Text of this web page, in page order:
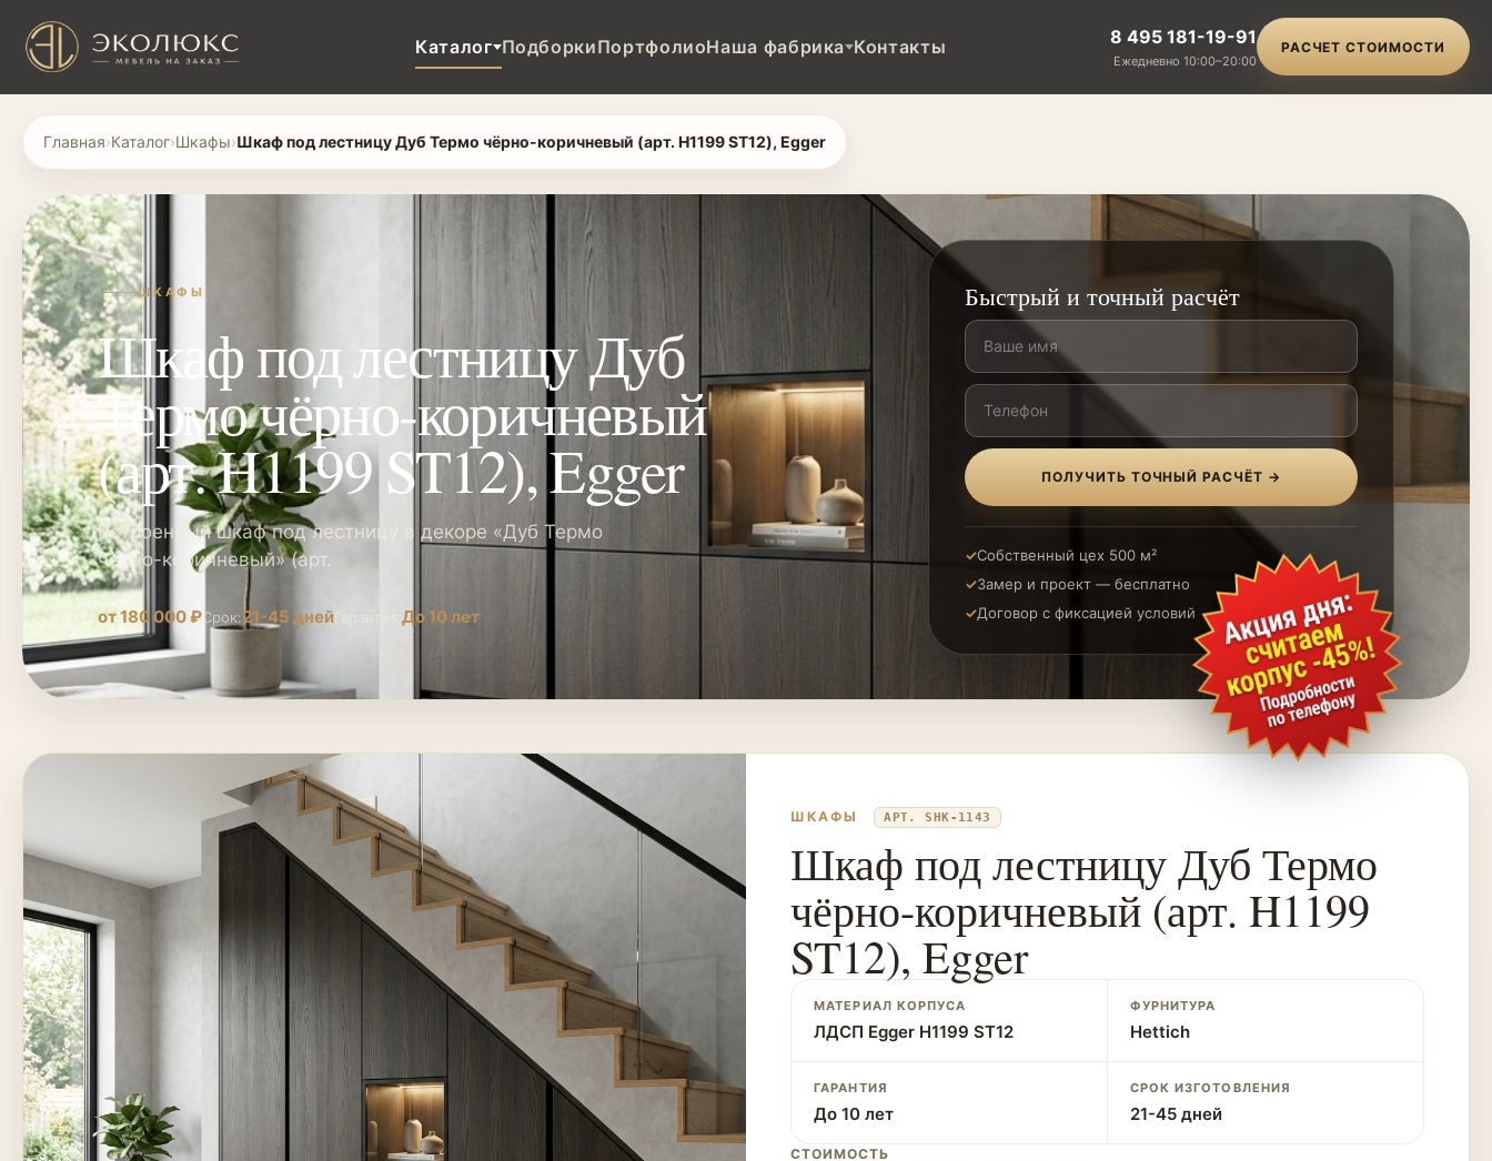
Каталог ПодборкиПортфолиоНаша фабрика Контакты 8 495 181-19-91
Ежедневно 10:00–20:00
РАСЧЕТ СТОИМОСТИ
Главная›Каталог›Шкафы›Шкаф под лестницу Дуб Термо чёрно-коричневый (арт. H1199 ST12), Egger
ШКАФЫ
Шкаф под лестницу Дуб
Термо чёрно-коричневый
(арт. H1199 ST12), Egger
Встроенный шкаф под лестницу в декоре «Дуб Термо
чёрно-коричневый» (арт.
от 180 000 ₽Срок:21-45 дней До 10 лет
Быстрый и точный расчёт
ПОЛУЧИТЬ ТОЧНЫЙ РАСЧЁТ →
Собственный цех 500 м²
Замер и проект — бесплатно
Договор с фиксацией условий
ШКАФЫ АРТ. SHK-1143
Шкаф под лестницу Дуб Термо
чёрно-коричневый (арт. H1199
ST12), Egger
МАТЕРИАЛ КОРПУСА
ЛДСП Egger H1199 ST12
ФУРНИТУРА
Hettich
ГАРАНТИЯ
До 10 лет
СРОК ИЗГОТОВЛЕНИЯ
21-45 дней
СТОИМОСТЬ